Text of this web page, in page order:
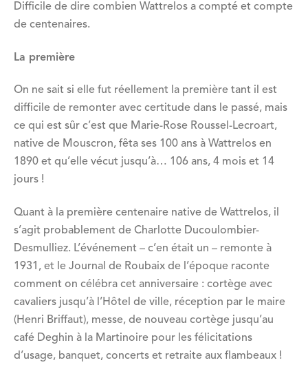
Difficile de dire combien Wattrelos a compté et compte
de centenaires.
La première
On ne sait si elle fut réellement la première tant il est
difficile de remonter avec certitude dans le passé, mais
ce qui est sûr c’est que Marie-Rose Roussel-Lecroart,
native de Mouscron, fêta ses 100 ans à Wattrelos en
1890 et qu’elle vécut jusqu’à… 106 ans, 4 mois et 14
jours !
Quant à la première centenaire native de Wattrelos, il
s’agit probablement de Charlotte Ducoulombier-
Desmulliez. L’événement – c’en était un – remonte à
1931, et le Journal de Roubaix de l’époque raconte
comment on célébra cet anniversaire : cortège avec
cavaliers jusqu’à l’Hôtel de ville, réception par le maire
(Henri Briffaut), messe, de nouveau cortège jusqu’au
café Deghin à la Martinoire pour les félicitations
d’usage, banquet, concerts et retraite aux flambeaux !